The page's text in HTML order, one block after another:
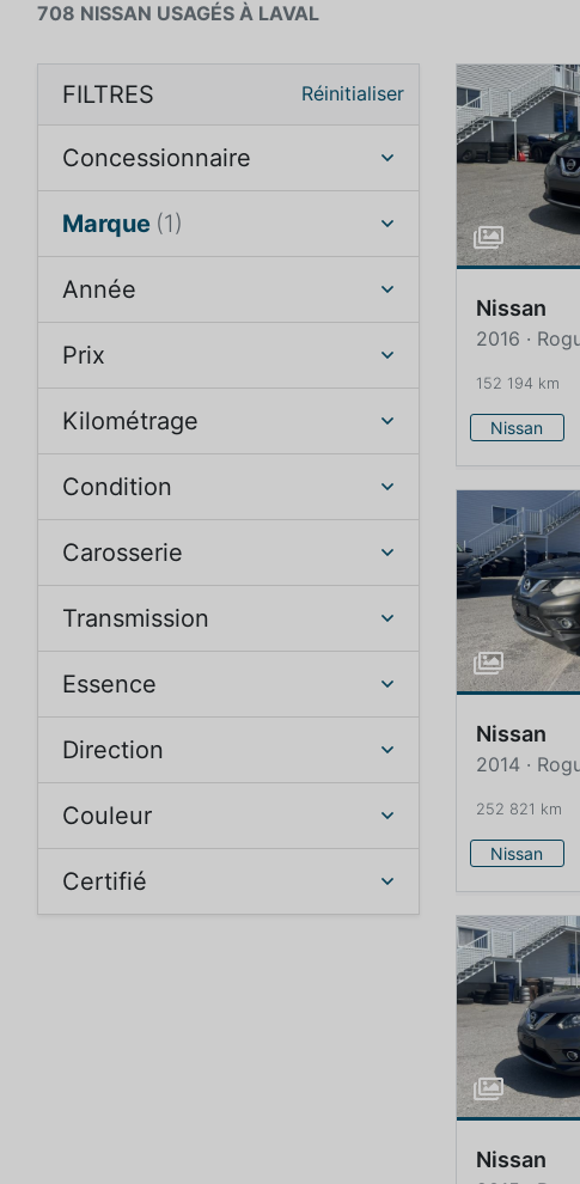
708 NISSAN USAGÉS À LAVAL
FILTRES Réinitialiser
Concessionnaire
Marque (1)
Année
Prix
Kilométrage
Condition
Carosserie
Transmission
Essence
Direction
Couleur
Certifié
Nissan
2016 ·
152 194 km
Nissan
Nissan
2014 ·
252 821 km
Nissan
Nissan